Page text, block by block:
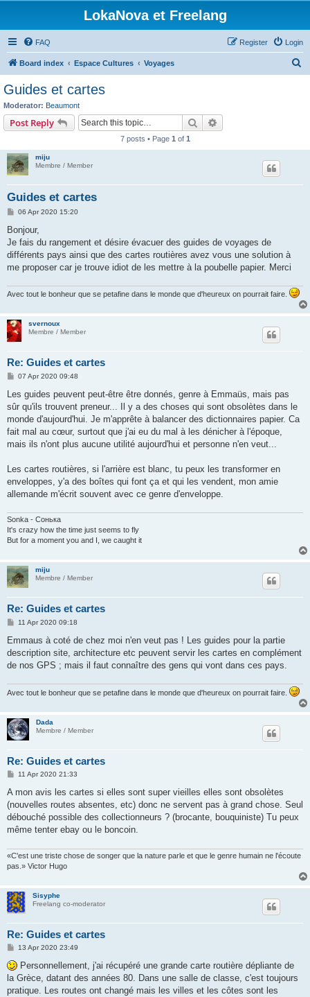
LokaNova et Freelang
FAQ Login
Register
Board index Espace Cultures Voyages
Guides et cartes
Moderator: Beaumont
Post Reply Search
7 posts • Page 1 of 1
miju
Membre / Member
Guides et cartes
P
s
06 Apr 2020 15:20
Bonjour,
Je fais du rangement et désire évacuer des guides de voyages de
différents pays ainsi que des cartes routières avez vous une solution à
me proposer car je trouve idiot de les mettre à la poubelle papier. Merci
Avec tout le bonheur que se petafine dans le monde que d'heureux on pourrait faire.
svernoux
Membre / Member
Re: Guides et cartes
P
s
07 Apr 2020 09:48
Les guides peuvent peut-être être donnés, genre à Emmaüs, mais pas
sûr qu'ils trouvent preneur... Il y a des choses qui sont obsolètes dans le
monde d'aujourd'hui. Je m'apprête à balancer des dictionnaires papier. Ca
fait mal au cœur, surtout que j'ai eu du mal à les dénicher à l'époque,
mais ils n'ont plus aucune utilité aujourd'hui et personne n'en veut...
Les cartes routières, si l'arrière est blanc, tu peux les transformer en
enveloppes, y'a des boîtes qui font ça et qui les vendent, mon amie
allemande m'écrit souvent avec ce genre d'enveloppe.
Sonka - Сонька
It's crazy how the time just seems to fly
But for a moment you and I, we caught it
miju
Membre / Member
Re: Guides et cartes
P
s
11 Apr 2020 09:18
Emmaus à coté de chez moi n'en veut pas ! Les guides pour la partie
description site, architecture etc peuvent servir les cartes en complément
de nos GPS ; mais il faut connaître des gens qui vont dans ces pays.
Avec tout le bonheur que se petafine dans le monde que d'heureux on pourrait faire.
Dada
Membre / Member
Re: Guides et cartes
P
s
11 Apr 2020 21:33
A mon avis les cartes si elles sont super vieilles elles sont obsolètes
(nouvelles routes absentes, etc) donc ne servent pas à grand chose. Seul
débouché possible des collectionneurs ? (brocante, bouquiniste) Tu peux
même tenter ebay ou le boncoin.
«C'est une triste chose de songer que la nature parle et que le genre humain ne l'écoute
pas.» Victor Hugo
Sisyphe
Freelang co-moderator
Re: Guides et cartes
P
s
t
13 Apr 2020 23:49
Personnellement, j'ai récupéré une grande carte routière dépliante de
la Grèce, datant des années 80. Dans une salle de classe, c'est toujours
pratique. Les routes ont changé mais les villes et les côtes sont les